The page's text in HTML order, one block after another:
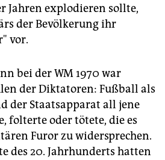
Jahren explodieren sollte,
der Bevölkerung ihr
vor.
bei der WM 1970 war
der Diktatoren: Fußball als
der Staatsapparat all jene
folterte oder tötete, die es
Furor zu widersprechen.
des 20. Jahrhunderts hatten